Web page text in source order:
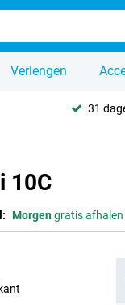
Verlengen
31
10C
Morgengratis afhalen